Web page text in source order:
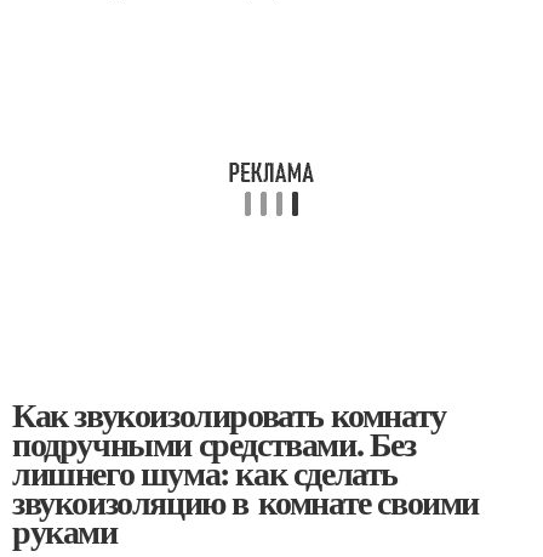
Как звукоизолировать комнату
подручными средствами. Без
лишнего шума: как сделать
звукоизоляцию в комнате своими
руками